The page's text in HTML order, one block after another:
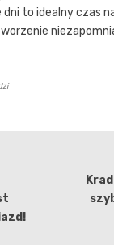
to idealny czas